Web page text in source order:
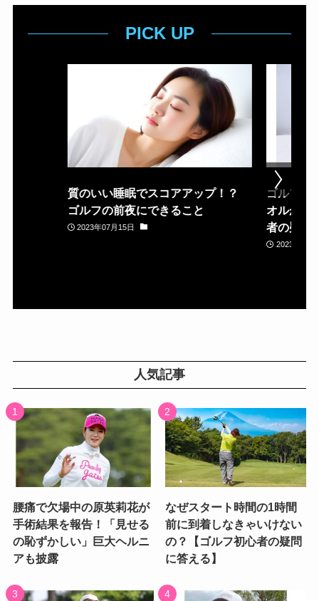
PICK UP
質のいい睡眠でスコアアップ！？
ゴルフの前夜にできること
2023年07月15日
ゴルフ場
オルが置
者の疑問
2023年05月
人気記事
腰痛で欠場中の原英莉花が
手術結果を報告！「見せる
の恥ずかしい」巨大ヘルニ
アも披露
なぜスタート時間の1時間
前に到着しなきゃいけない
の？【ゴルフ初心者の疑問
に答える】